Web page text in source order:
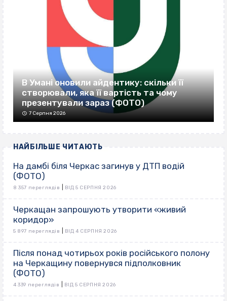
В Умані оновили айдентику: скільки її
створювали, яка її вартість та чому
презентували зараз (ФОТО)
7 Серпня 2026
НАЙБІЛЬШЕ ЧИТАЮТЬ
На дамбі біля Черкас загинув у ДТП водій
(ФОТО)
8 357 переглядів ВІД 5 СЕРПНЯ 2026
Черкащан запрошують утворити «живий
коридор»
5 897 переглядів ВІД 4 СЕРПНЯ 2026
Після понад чотирьох років російського полону
на Черкащину повернувся підполковник
(ФОТО)
4 339 переглядів ВІД 5 СЕРПНЯ 2026